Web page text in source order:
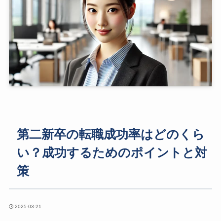
第二新卒の転職成功率はどのくら
い？成功するためのポイントと対
策
2025-03-21